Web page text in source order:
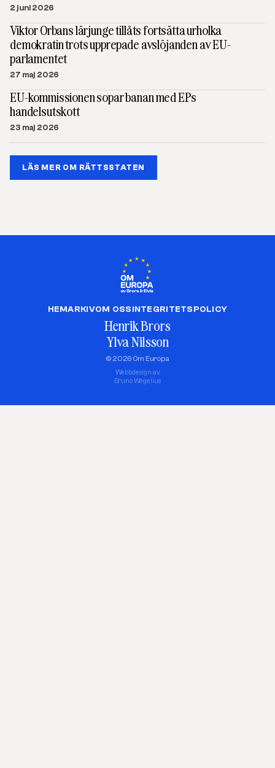
2 juni 2026
Viktor Orbans lärjunge tillåts fortsätta urholka
demokratin trots upprepade avslöjanden av EU-
parlamentet
27 maj 2026
EU-kommissionen sopar banan med EPs
handelsutskott
23 maj 2026
LÄS MER OM RÄTTSSTATEN
HEMARKIVOM OSSINTEGRITETSPOLICY
Henrik Brors
Ylva Nilsson
© 2026 Om Europa
Webbdesign av
Bruno Wegelius